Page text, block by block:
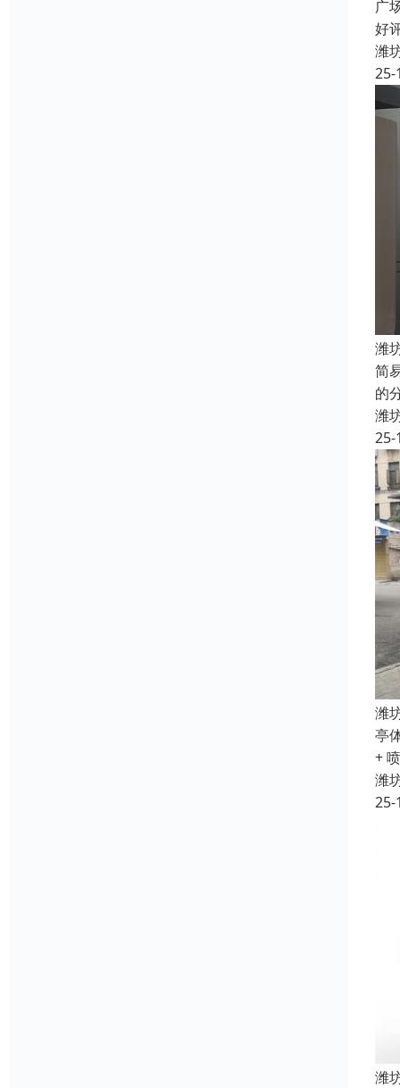
广
好
潍
25-
潍
简
的
潍
25-
潍
亭
+
潍
25-
潍